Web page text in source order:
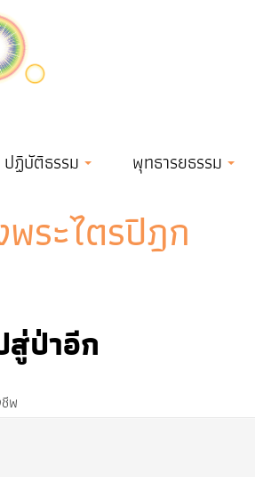
ปฏิบัติธรรม พุทธารยธรรม
ระไตรปิฎก
ป่าอีก
พ